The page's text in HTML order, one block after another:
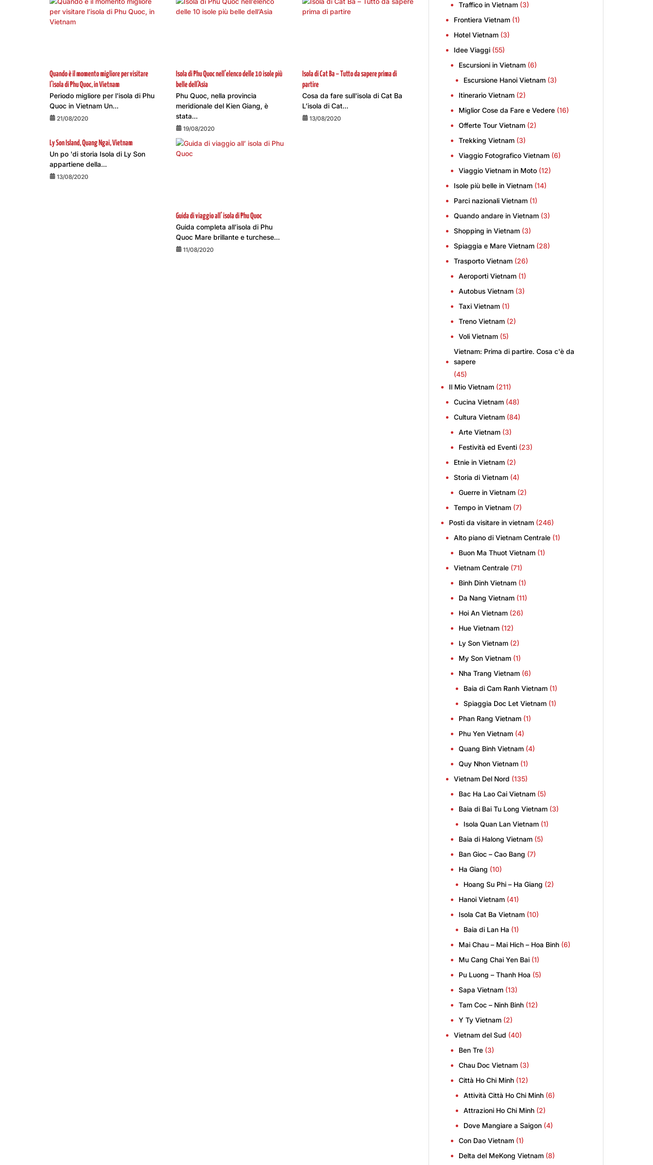
Quando è il momento migliore per visitare
l’isola di Phu Quoc, in Vietnam
Periodo migliore per l'isola di Phu
Quoc in Vietnam Un...
21/08/2020
Isola di Phu Quoc nell’elenco delle 10 isole più
belle dell’Asia
Phu Quoc, nella provincia
meridionale del Kien Giang, è
stata...
19/08/2020
Isola di Cat Ba – Tutto da sapere prima di
partire
Cosa da fare sull'isola di Cat Ba
L’isola di Cat...
13/08/2020
Ly Son Island, Quang Ngai, Vietnam
Un po 'di storia Isola di Ly Son
appartiene della...
13/08/2020
Guida di viaggio all’ isola di Phu Quoc
Guida completa all’isola di Phu
Quoc Mare brillante e turchese...
11/08/2020
Traffico in Vietnam (3)
Frontiera Vietnam (1)
Hotel Vietnam (3)
Idee Viaggi (55)
Escursioni in Vietnam (6)
Escursione Hanoi Vietnam (3)
Itinerario Vietnam (2)
Miglior Cose da Fare e Vedere (16)
Offerte Tour Vietnam (2)
Trekking Vietnam (3)
Viaggio Fotografico Vietnam (6)
Viaggio Vietnam in Moto (12)
Isole più belle in Vietnam (14)
Parci nazionali Vietnam (1)
Quando andare in Vietnam (3)
Shopping in Vietnam (3)
Spiaggia e Mare Vietnam (28)
Trasporto Vietnam (26)
Aeroporti Vietnam (1)
Autobus Vietnam (3)
Taxi Vietnam (1)
Treno Vietnam (2)
Voli Vietnam (5)
Vietnam: Prima di partire. Cosa c'è da
sapere
(45)
Il Mio Vietnam (211)
Cucina Vietnam (48)
Cultura Vietnam (84)
Arte Vietnam (3)
Festività ed Eventi (23)
Etnie in Vietnam (2)
Storia di Vietnam (4)
Guerre in Vietnam (2)
Tempo in Vietnam (7)
Posti da visitare in vietnam (246)
Alto piano di Vietnam Centrale (1)
Buon Ma Thuot Vietnam (1)
Vietnam Centrale (71)
Binh Dinh Vietnam (1)
Da Nang Vietnam (11)
Hoi An Vietnam (26)
Hue Vietnam (12)
Ly Son Vietnam (2)
My Son Vietnam (1)
Nha Trang Vietnam (6)
Baia di Cam Ranh Vietnam (1)
Spiaggia Doc Let Vietnam (1)
Phan Rang Vietnam (1)
Phu Yen Vietnam (4)
Quang Binh Vietnam (4)
Quy Nhon Vietnam (1)
Vietnam Del Nord (135)
Bac Ha Lao Cai Vietnam (5)
Baia di Bai Tu Long Vietnam (3)
Isola Quan Lan Vietnam (1)
Baia di Halong Vietnam (5)
Ban Gioc – Cao Bang (7)
Ha Giang (10)
Hoang Su Phi – Ha Giang (2)
Hanoi Vietnam (41)
Isola Cat Ba Vietnam (10)
Baia di Lan Ha (1)
Mai Chau – Mai Hich – Hoa Binh (6)
Mu Cang Chai Yen Bai (1)
Pu Luong – Thanh Hoa (5)
Sapa Vietnam (13)
Tam Coc – Ninh Binh (12)
Y Ty Vietnam (2)
Vietnam del Sud (40)
Ben Tre (3)
Chau Doc Vietnam (3)
Città Ho Chi Minh (12)
Attività Città Ho Chi Minh (6)
Attrazioni Ho Chi Minh (2)
Dove Mangiare a Saigon (4)
Con Dao Vietnam (1)
Delta del MeKong Vietnam (8)